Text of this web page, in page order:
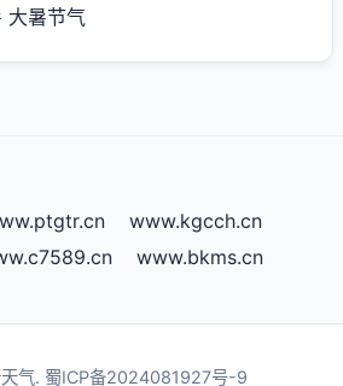
大暑节气
www.kgcch.cn
www.bkms.cn
气. 蜀ICP备2024081927号-9